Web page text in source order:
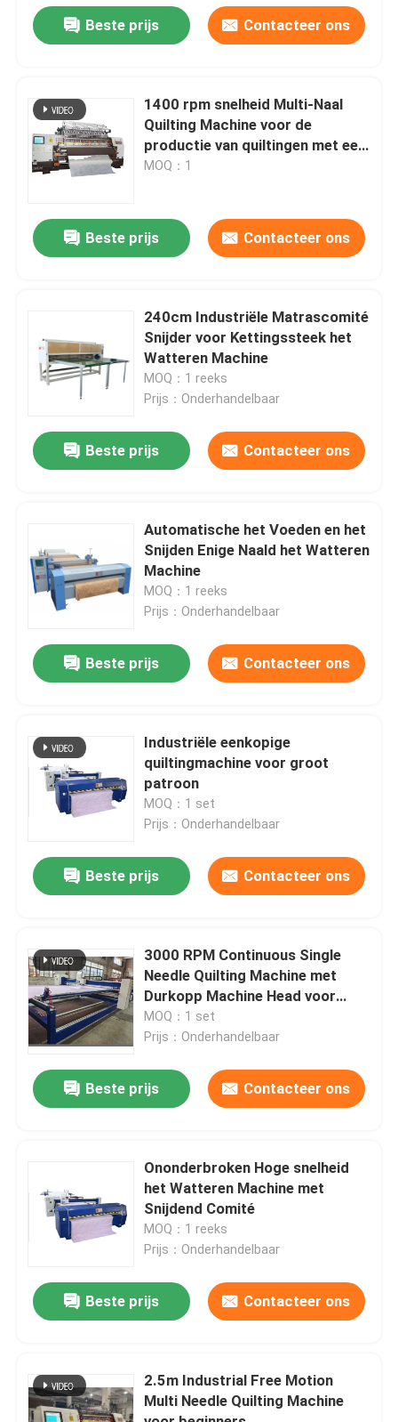
Producten
Video's
VR-show
Fabriekstour
Kwaliteitscontrole
Neem contact met ons op
Gevallen
Beste prijs Contacteer ons
1400 rpm snelheid Multi-Naal
Quilting Machine voor de
productie van quiltingen met een
steeklengte van 2 mm-8 mm
MOQ：1
Beste prijs Contacteer ons
240cm Industriële Matrascomité
Snijder voor Kettingssteek het
Watteren Machine
MOQ：1 reeks
Prijs：Onderhandelbaar
Beste prijs Contacteer ons
Automatische het Voeden en het
Snijden Enige Naald het Watteren
Machine
MOQ：1 reeks
Prijs：Onderhandelbaar
Beste prijs Contacteer ons
Industriële eenkopige
quiltingmachine voor groot
patroon
MOQ：1 set
Prijs：Onderhandelbaar
Beste prijs Contacteer ons
3000 RPM Continuous Single
Needle Quilting Machine met
Durkopp Machine Head voor
Quilt
MOQ：1 set
Prijs：Onderhandelbaar
Beste prijs Contacteer ons
Ononderbroken Hoge snelheid
het Watteren Machine met
Snijdend Comité
MOQ：1 reeks
Prijs：Onderhandelbaar
Beste prijs Contacteer ons
2.5m Industrial Free Motion
Multi Needle Quilting Machine